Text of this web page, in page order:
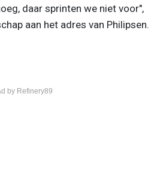
daar sprinten we niet voor",
aan het adres van Philipsen.
by Refinery89